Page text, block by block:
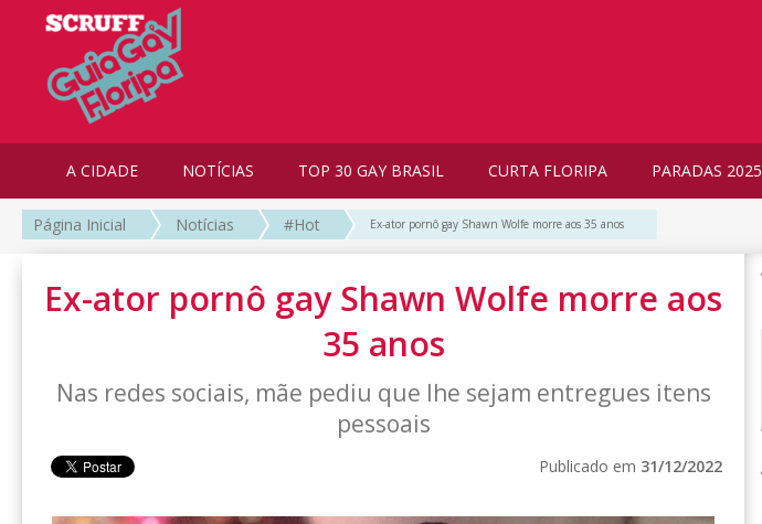
A CIDADE NOTÍCIAS TOP 30 GAY BRASIL CURTA FLORIPA PARADAS 2025
Página Inicial Notícias #Hot Ex-ator pornô gay Shawn Wolfe morre aos 35 anos
Ex-ator pornô gay Shawn Wolfe morre aos
35 anos
Nas redes sociais, mãe pediu que lhe sejam entregues itens
pessoais
Publicado em 31/12/2022